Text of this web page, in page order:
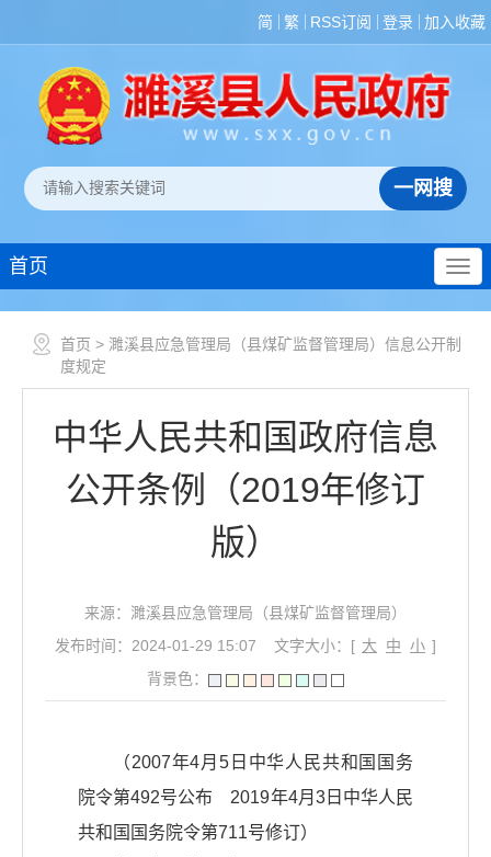
简 繁 RSS订阅 登录 加入收藏
首页
首页 > 濉溪县应急管理局（县煤矿监督管理局）信息公开制
度规定
中华人民共和国政府信息
公开条例（2019年修订
版）
来源：濉溪县应急管理局（县煤矿监督管理局）
发布时间：2024-01-29 15:07
文字大小：[ 大 中 小 ]
背景色：
（2007年4月5日中华人民共和国国务
院令第492号公布 2019年4月3日中华人民
共和国国务院令第711号修订）